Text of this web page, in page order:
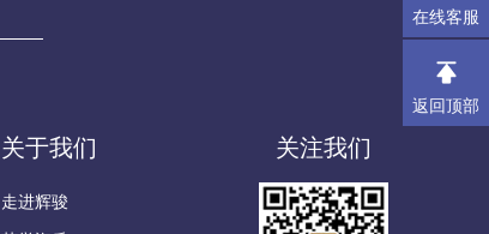
关于我们
走进辉骏
关注我们
在线客服
返回顶部